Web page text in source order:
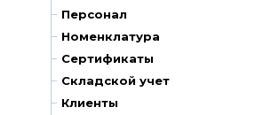
Персонал
Номенклатура
Сертификаты
Складской учет
Клиенты